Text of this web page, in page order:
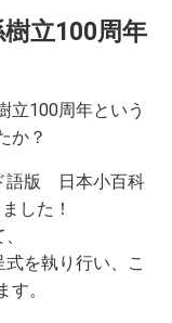
立100周年
立100周年という
か？
語版 日本小百科
した！
を執り行い、こ
。